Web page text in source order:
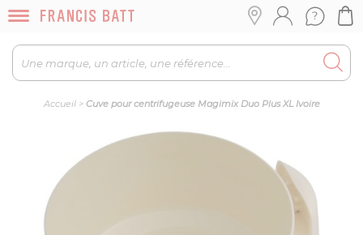
Accueil> Cuve pour centrifugeuse Magimix Duo Plus XL Ivoire